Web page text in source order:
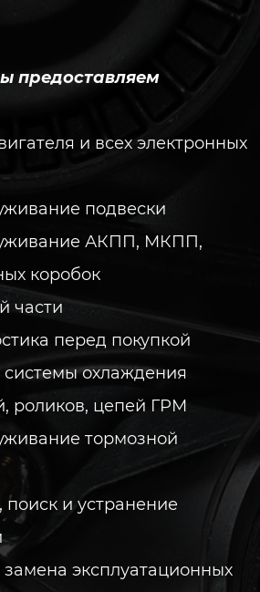
предоставляем
и всех электронных
подвески
АКПП, МКПП,
коробок
части
перед покупкой
охлаждения
роликов, цепей ГРМ
тормозной
поиск и устранение
эксплуатационных